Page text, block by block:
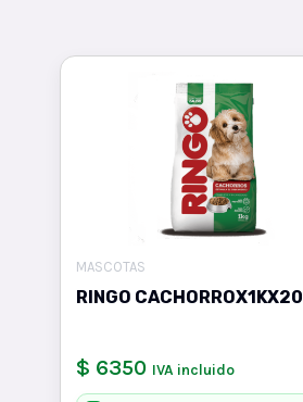
MASCOTAS
RINGO CACHORROX1KX20
$ 6350 IVA incluido